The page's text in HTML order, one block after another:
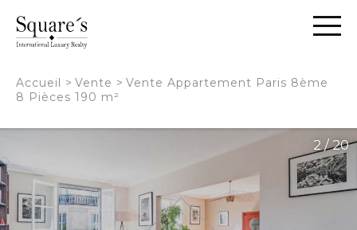
Accueil > Vente > Vente Appartement Paris 8ème
8 Pièces 190 m²
2 / 20